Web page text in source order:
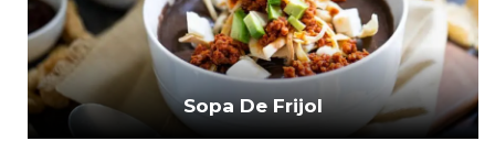
Sopa De Frijol